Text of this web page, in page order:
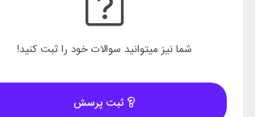
شما نیز میتوانید سوالات خود را ثبت کنید!
ثبت پرسش